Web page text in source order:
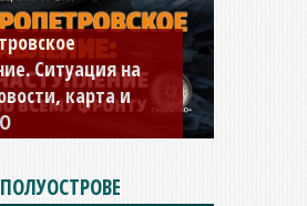
Ситуация на
карта и